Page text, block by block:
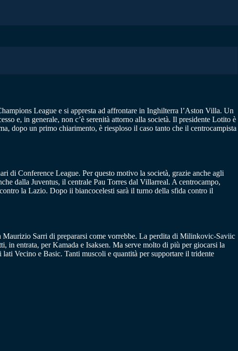
League e si appresta ad affrontare in Inghilterra l’Aston Villa. Un
e, in generale, non c’è serenità attorno alla società. Il presidente Lotito è
dopo un primo chiarimento, è riesploso il caso tanto che il centrocampista
di Conference League. Per questo motivo la società, grazie anche agli
dalla Juventus, il centrale Pau Torres dal Villarreal. A centrocampo,
la Lazio. Dopo ii biancocelesti sarà il turno della sfida contro il
Sarri di prepararsi come vorrebbe. La perdita di Milinkovic-Saviic
in entrata, per Kamada e Isaksen. Ma serve molto di più per giocarsi la
Vecino e Basic. Tanti muscoli e quantità per supportare il tridente